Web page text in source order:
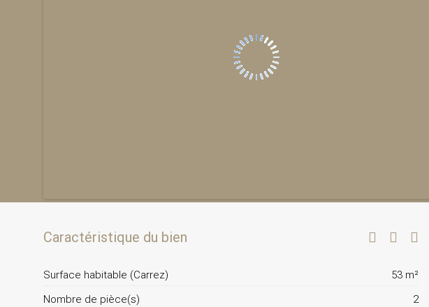
Caractéristique du bien
Surface habitable (Carrez)
53 m²
Nombre de pièce(s)
2